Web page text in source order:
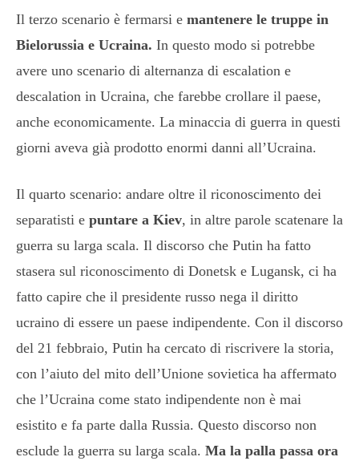
Il terzo scenario è fermarsi e mantenere le truppe in
Bielorussia e Ucraina. In questo modo si potrebbe
avere uno scenario di alternanza di escalation e
descalation in Ucraina, che farebbe crollare il paese,
anche economicamente. La minaccia di guerra in questi
giorni aveva già prodotto enormi danni all’Ucraina.
Il quarto scenario: andare oltre il riconoscimento dei
separatisti e puntare a Kiev, in altre parole scatenare la
guerra su larga scala. Il discorso che Putin ha fatto
stasera sul riconoscimento di Donetsk e Lugansk, ci ha
fatto capire che il presidente russo nega il diritto
ucraino di essere un paese indipendente. Con il discorso
del 21 febbraio, Putin ha cercato di riscrivere la storia,
con l’aiuto del mito dell’Unione sovietica ha affermato
che l’Ucraina come stato indipendente non è mai
esistito e fa parte dalla Russia. Questo discorso non
esclude la guerra su larga scala. Ma la palla passa ora